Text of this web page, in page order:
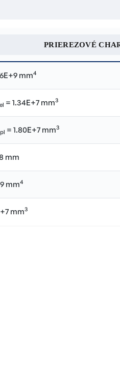
PRIEREZOVÉ
mm4
= 1.34E+7 mm3
= 1.80E+7 mm3
mm
mm4
mm3